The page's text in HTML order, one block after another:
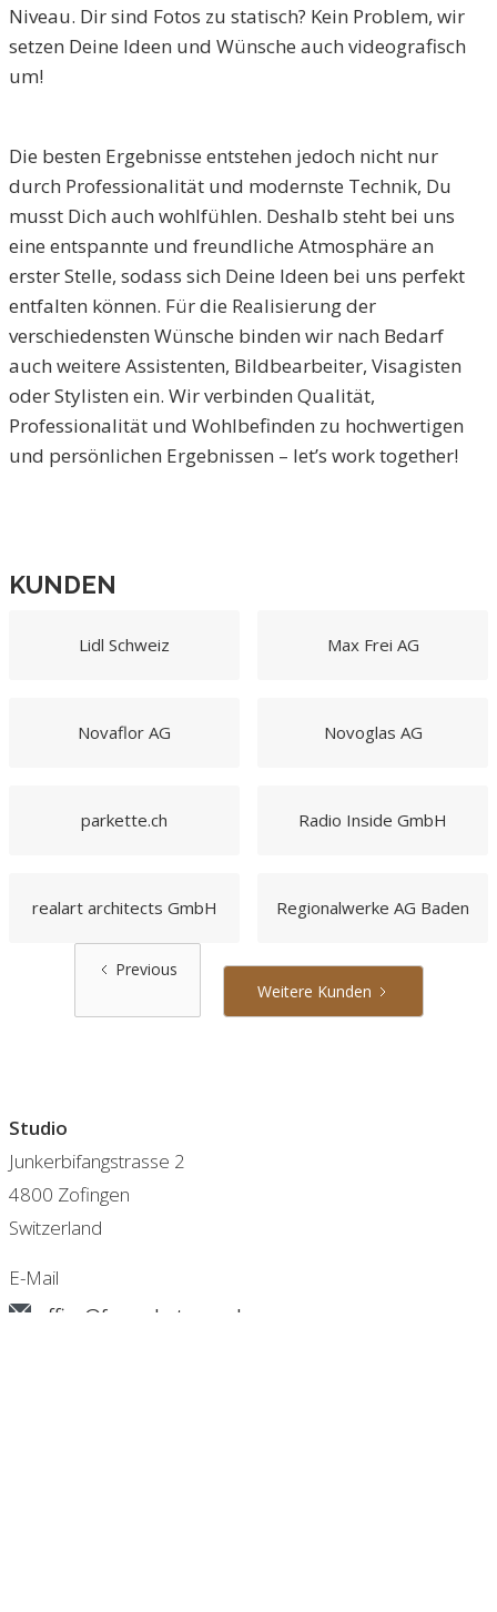
Niveau. Dir sind Fotos zu statisch? Kein Problem, wir
setzen Deine Ideen und Wünsche auch videografisch
um!
Die besten Ergebnisse entstehen jedoch nicht nur
durch Professionalität und modernste Technik, Du
musst Dich auch wohlfühlen. Deshalb steht bei uns
eine entspannte und freundliche Atmosphäre an
erster Stelle, sodass sich Deine Ideen bei uns perfekt
entfalten können. Für die Realisierung der
verschiedensten Wünsche binden wir nach Bedarf
auch weitere Assistenten, Bildbearbeiter, Visagisten
oder Stylisten ein. Wir verbinden Qualität,
Professionalität und Wohlbefinden zu hochwertigen
und persönlichen Ergebnissen – let’s work together!
KUNDEN
Lidl Schweiz Max Frei AG
Novaflor AG Novoglas AG
parkette.ch Radio Inside GmbH
realart architects GmbH Regionalwerke AG Baden
Previous
Weitere Kunden
Studio
Junkerbifangstrasse 2
4800 Zofingen
Switzerland
E-Mail
office@frey-photography.com